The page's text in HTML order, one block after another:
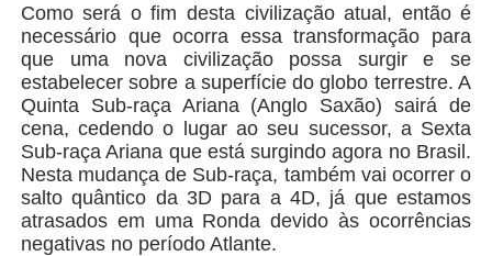
Como será o fim desta civilização atual, então é
necessário que ocorra essa transformação para
que uma nova civilização possa surgir e se
estabelecer sobre a superfície do globo terrestre. A
Quinta Sub-raça Ariana (Anglo Saxão) sairá de
cena, cedendo o lugar ao seu sucessor, a Sexta
Sub-raça Ariana que está surgindo agora no Brasil.
Nesta mudança de Sub-raça, também vai ocorrer o
salto quântico da 3D para a 4D, já que estamos
atrasados em uma Ronda devido às ocorrências
negativas no período Atlante.